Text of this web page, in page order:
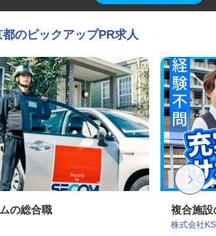
のピックアップPR求人
の総合職 複合施設
株式会社